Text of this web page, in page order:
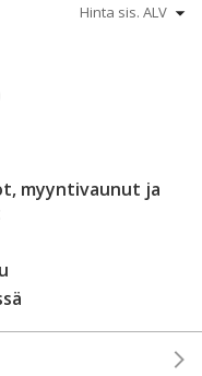
myyntivaunut ja